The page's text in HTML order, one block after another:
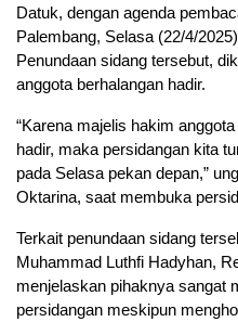
Datuk, dengan agenda
Palembang, Selasa (22/4/
Penundaan sidang tersebut,
anggota berhalangan hadir.
“Karena majelis hakim
hadir, maka persidangan kita
pada Selasa pekan depan,”
Oktarina, saat membuka
Terkait penundaan sidang
Muhammad Luthfi Hadyhan,
menjelaskan pihaknya sangat
persidangan meskipun